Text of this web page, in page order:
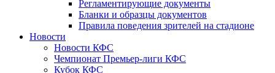
Регламентирующие документы
Бланки и образцы документов
Правила поведения зрителей на стадионе
Новости
Новости КФС
Чемпионат Премьер-лиги КФС
Кубок КФС